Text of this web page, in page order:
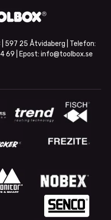
| 597 25 Åtvidaberg | Telefon:
69 | Epost: info@toolbox.se